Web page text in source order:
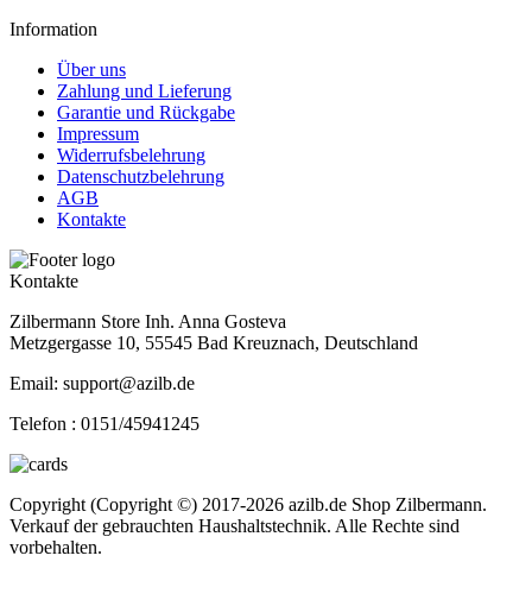
Information
Über uns
Zahlung und Lieferung
Garantie und Rückgabe
Impressum
Widerrufsbelehrung
Datenschutzbelehrung
AGB
Kontakte
Kontakte
Zilbermann Store Inh. Anna Gosteva
Metzgergasse 10, 55545 Bad Kreuznach, Deutschland
Email: support@azilb.de
Telefon : 0151/45941245
Copyright (Copyright ©) 2017-2026 azilb.de Shop Zilbermann.
Verkauf der gebrauchten Haushaltstechnik. Alle Rechte sind
vorbehalten.